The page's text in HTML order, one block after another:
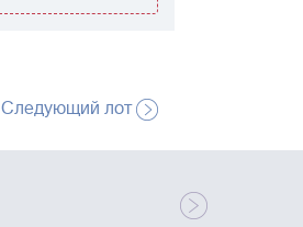
Следующий лот